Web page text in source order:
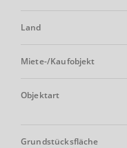
Land
Miete-/Kaufobjekt
Objektart
Grundstücksfläche